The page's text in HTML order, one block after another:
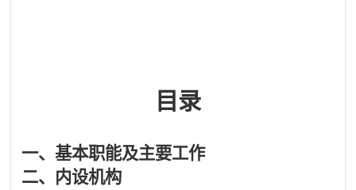
目录
一、基本职能及主要工作
二、 内设机构